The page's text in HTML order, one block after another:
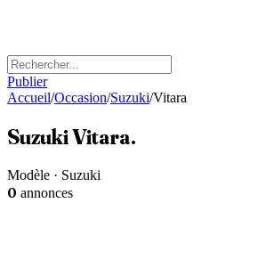
Publier
Accueil/Occasion/Suzuki/Vitara
SuzukiVitara.
Modèle · Suzuki
0 annonces